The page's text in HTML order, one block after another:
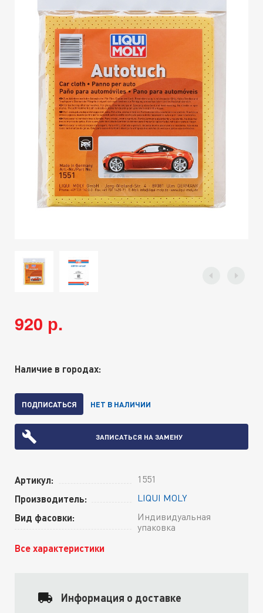
920 р.
Наличие в городах:
ПОДПИСАТЬСЯ НЕТ В НАЛИЧИИ
ЗАПИСАТЬСЯ НА ЗАМЕНУ
Артикул: 1551
Производитель: LIQUI MOLY
Вид фасовки:
Индивидуальная
упаковка
Все характеристики
Информация о доставке